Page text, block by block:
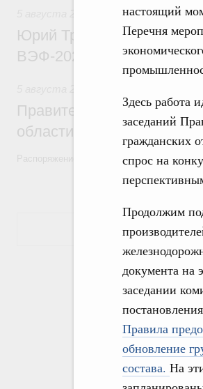
настоящий
Перечня
Здесь работа
заседаний
гражданских
спрос на
Продолжим
документа на
заседании
Правила
обновление
состава. На
Общие вопросы
Юрий Трутнев:
ВЭФ-2026
Правительство
области в рамках
Распоряжение от 3 августа 2026 года